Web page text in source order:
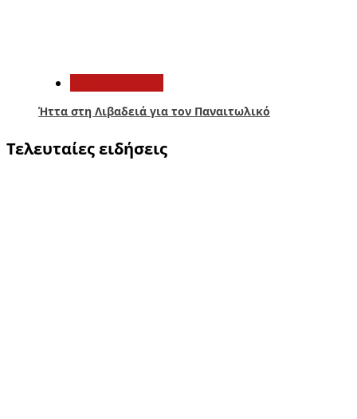
Ήττα στη Λιβαδειά για τον Παναιτωλικό
Τελευταίες ειδήσεις